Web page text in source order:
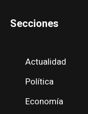
Secciones
Actualidad
Política
Economía